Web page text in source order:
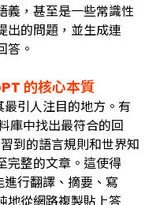
義，甚至是一些常識性
出的問題，並生成連
答。
的核心本質
引人注目的地方。有
庫中找出最符合的回
到的語言規則和世界知
完整的文章。這使得
行翻譯、摘要、寫